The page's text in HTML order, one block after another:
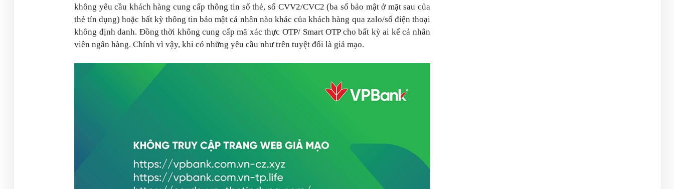
không yêu cầu khách hàng cung cấp thông tin số thẻ, số CVV2/CVC2 (ba số bảo mật ở mặt sau của
thẻ tín dụng) hoặc bất kỳ thông tin bảo mật cá nhân nào khác của khách hàng qua zalo/số điện thoại
không định danh. Đồng thời không cung cấp mã xác thực OTP/ Smart OTP cho bất kỳ ai kể cả nhân
viên ngân hàng. Chính vì vậy, khi có những yêu cầu như trên tuyệt đối là giả mạo.